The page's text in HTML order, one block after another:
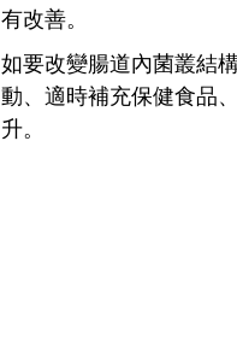
有改善。
如要改變腸道內菌叢結
動、適時補充保健食品
升。